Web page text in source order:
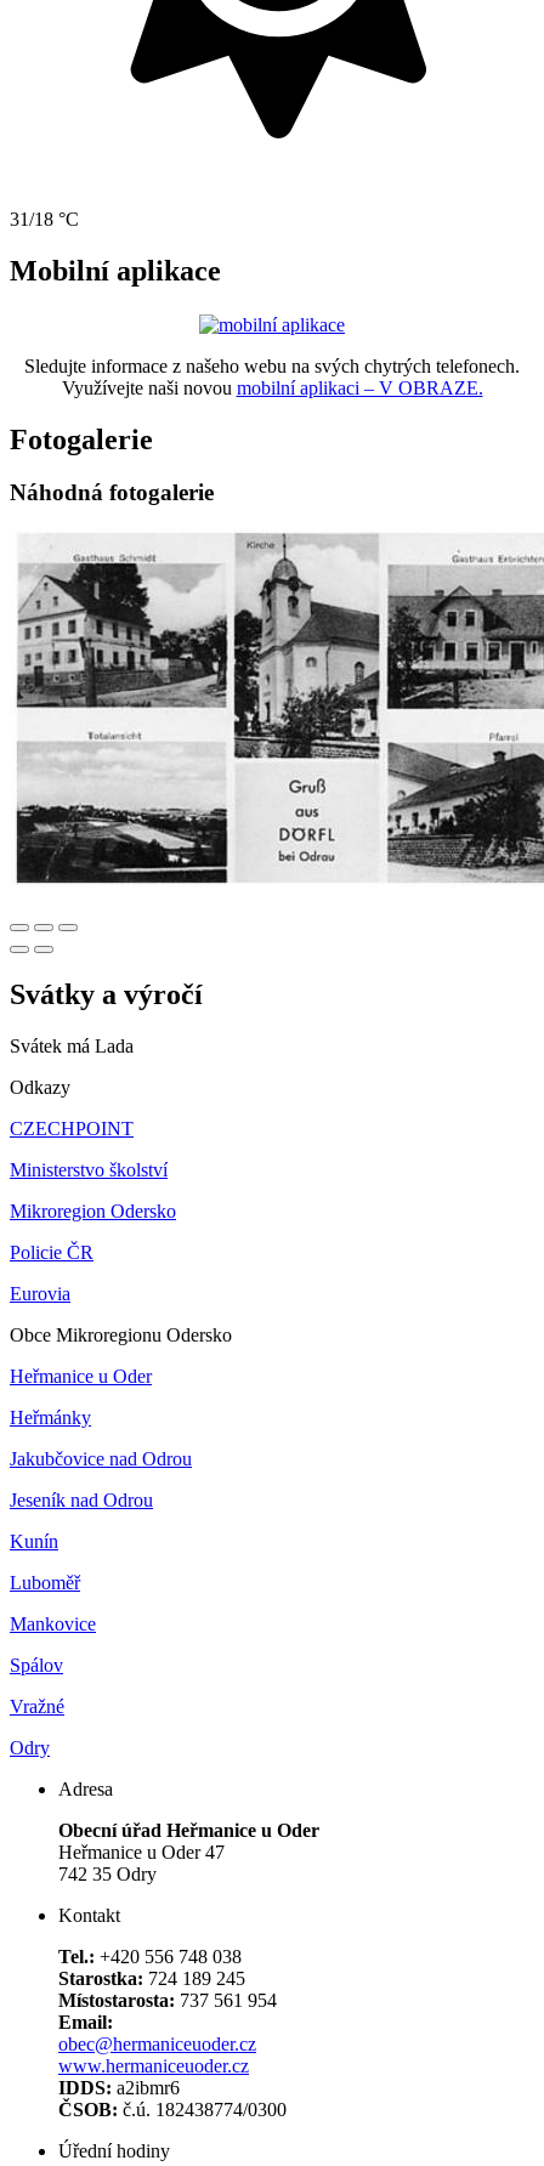
31/18 °C
Mobilní aplikace
Sledujte informace z našeho webu na svých chytrých telefonech.
Využívejte naši novou mobilní aplikaci – V OBRAZE.
Fotogalerie
Náhodná fotogalerie
Svátky a výročí
Svátek má Lada
Odkazy
CZECHPOINT
Ministerstvo školství
Mikroregion Odersko
Policie ČR
Eurovia
Obce Mikroregionu Odersko
Heřmanice u Oder
Heřmánky
Jakubčovice nad Odrou
Jeseník nad Odrou
Kunín
Luboměř
Mankovice
Spálov
Vražné
Odry
Adresa
Obecní úřad Heřmanice u Oder
Heřmanice u Oder 47
742 35 Odry
Kontakt
Tel.: +420 556 748 038
Starostka: 724 189 245
Místostarosta: 737 561 954
Email:
obec@hermaniceuoder.cz
www.hermaniceuoder.cz
IDDS: a2ibmr6
ČSOB: č.ú. 182438774/0300
Úřední hodiny